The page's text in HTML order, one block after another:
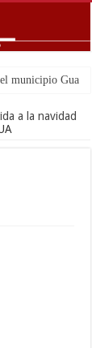
a la navidad